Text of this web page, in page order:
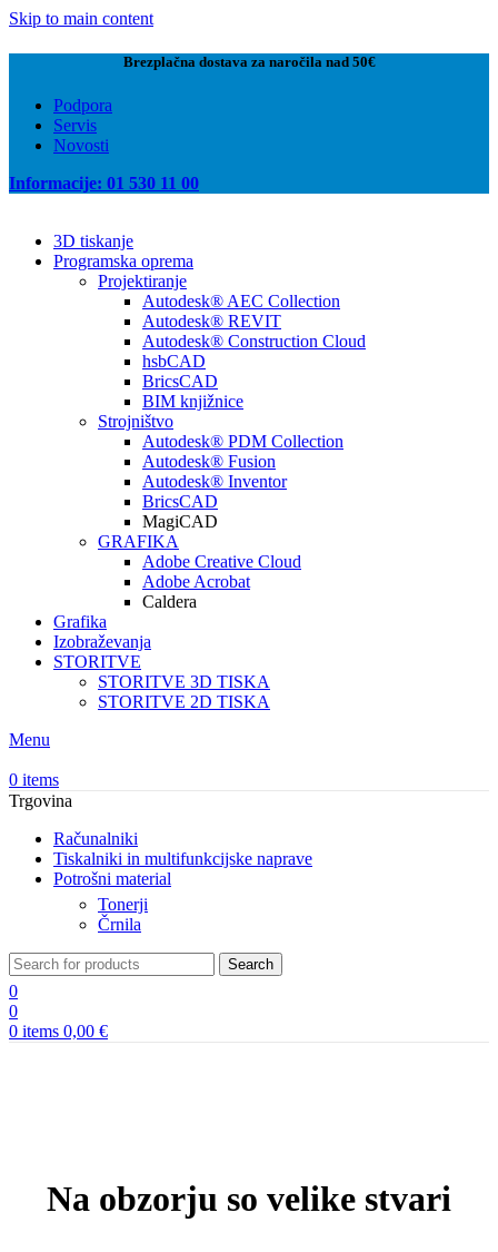
Skip to main content
Brezplačna dostava za naročila nad 50€
Podpora
Servis
Novosti
Informacije: 01 530 11 00
3D tiskanje
Programska oprema
Projektiranje
Autodesk® AEC Collection
Autodesk® REVIT
Autodesk® Construction Cloud
hsbCAD
BricsCAD
BIM knjižnice
Strojništvo
Autodesk® PDM Collection
Autodesk® Fusion
Autodesk® Inventor
BricsCAD
MagiCAD
GRAFIKA
Adobe Creative Cloud
Adobe Acrobat
Caldera
Grafika
Izobraževanja
STORITVE
STORITVE 3D TISKA
STORITVE 2D TISKA
Menu
0 items
Trgovina
Računalniki
Tiskalniki in multifunkcijske naprave
Potrošni material
Tonerji
Črnila
Search
0
0
0 items 0,00 €
Na obzorju so velike stvari